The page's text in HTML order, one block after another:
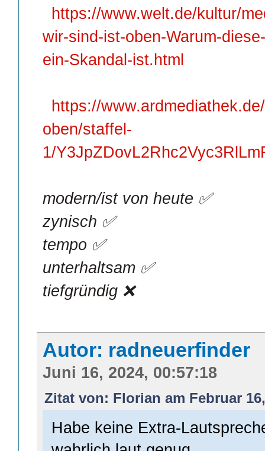
https://www.welt.de/kultur/
wir-sind-ist-oben-Warum-
ein-Skandal-ist.html
https://
oben/staffel-
1/
modern/ist von heute ✅
zynisch ✅
tempo ✅
unterhaltsam ✅
tiefgründig ❌
Autor: radneuerfinder
Juni 16, 2024, 00:57:18
Zitat von: Florian am Februar
Habe keine Extra-